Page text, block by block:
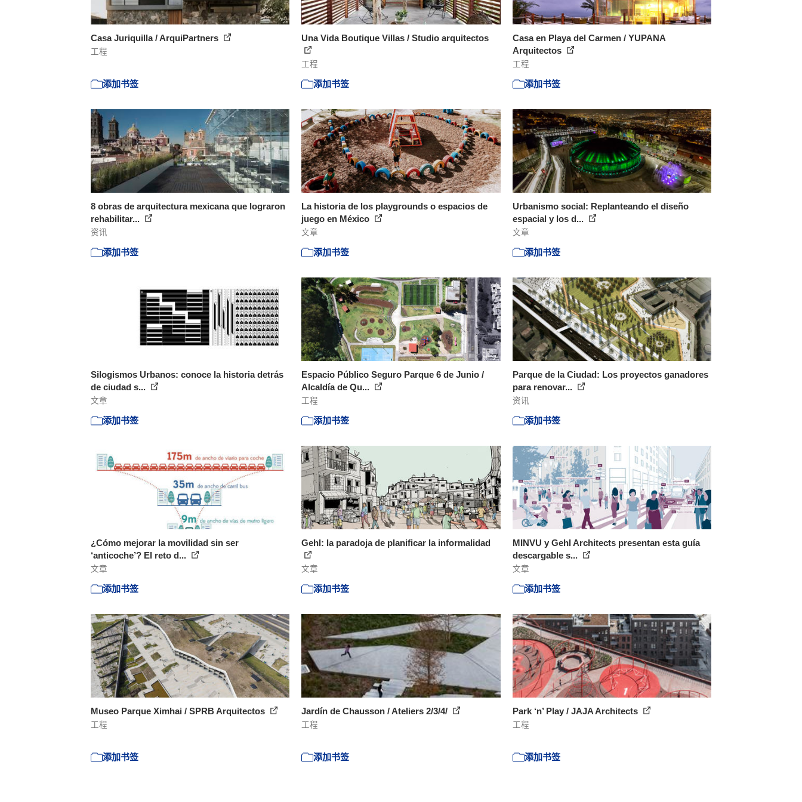
Casa Juriquilla / ArquiPartners
工程
添加书签
Una Vida Boutique Villas / Studio arquitectos
工程
添加书签
Casa en Playa del Carmen / YUPANA
Arquitectos
工程
添加书签
8 obras de arquitectura mexicana que lograron
rehabilitar...
资讯
添加书签
La historia de los playgrounds o espacios de
juego en México
文章
添加书签
Urbanismo social: Replanteando el diseño
espacial y los d...
文章
添加书签
Silogismos Urbanos: conoce la historia detrás
de ciudad s...
文章
添加书签
Espacio Público Seguro Parque 6 de Junio /
Alcaldía de Qu...
工程
添加书签
Parque de la Ciudad: Los proyectos ganadores
para renovar...
资讯
添加书签
¿Cómo mejorar la movilidad sin ser
‘anticoche’? El reto d...
文章
添加书签
Gehl: la paradoja de planificar la informalidad
文章
添加书签
MINVU y Gehl Architects presentan esta guía
descargable s...
文章
添加书签
Museo Parque Ximhai / SPRB Arquitectos
工程
添加书签
Jardín de Chausson / Ateliers 2/3/4/
工程
添加书签
Park ‘n’ Play / JAJA Architects
工程
添加书签